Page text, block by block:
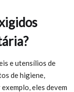
e utensílios de
de higiene,
eles devem